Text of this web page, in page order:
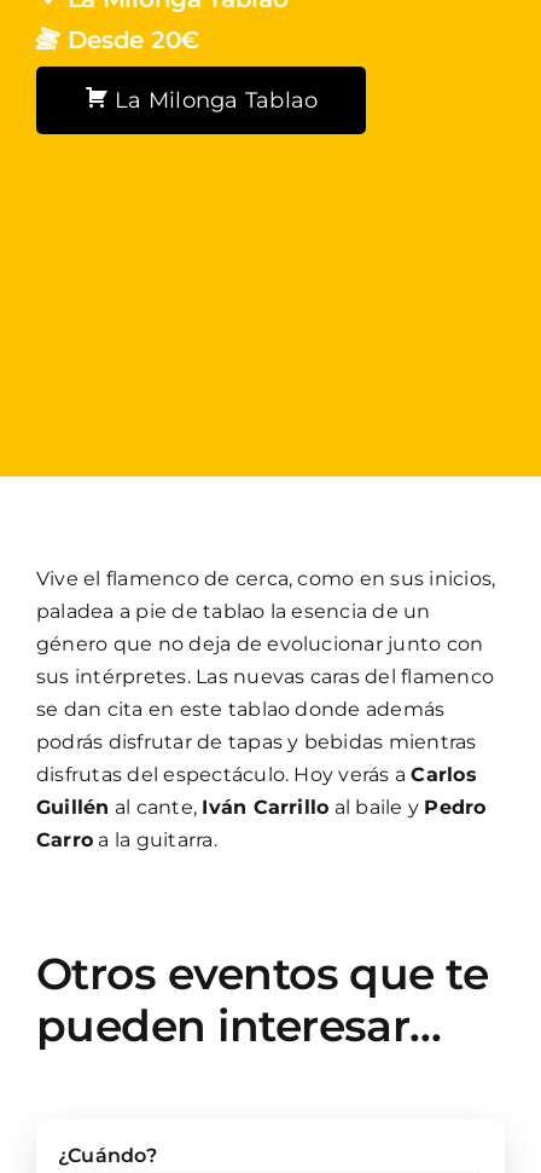
Desde 20€
La Milonga Tablao
Vive el flamenco de cerca, como en sus inicios,
paladea a pie de tablao la esencia de un
género que no deja de evolucionar junto con
sus intérpretes. Las nuevas caras del flamenco
se dan cita en este tablao donde además
podrás disfrutar de tapas y bebidas mientras
disfrutas del espectáculo. Hoy verás aCarlos
Guillén al cante, Iván Carrillo al baile y Pedro
Carro a la guitarra.
Otros eventos que te
pueden interesar…
¿Cuándo?